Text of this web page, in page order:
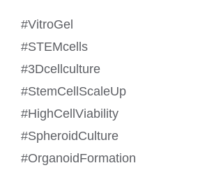
#VitroGel
#STEMcells
#3Dcellculture
#StemCellScaleUp
#HighCellViability
#SpheroidCulture
#OrganoidFormation